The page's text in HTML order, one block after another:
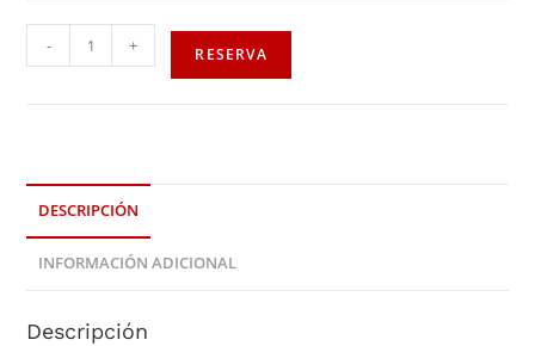
- + RESERVA
DESCRIPCIÓN
INFORMACIÓN ADICIONAL
Descripción